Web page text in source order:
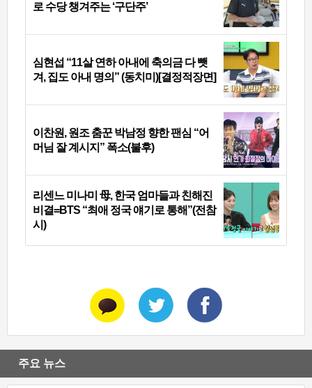
로 수당 챙겨주는 ‘구단주’
심현섭 “11살 연하 아내에 축의금 다 뺏
겨, 집도 아내 명의” (동치미)[결정적장면]
이찬원, 원조 춤꾼 박남정 향한 팬심 “어
머님 잘 계시지” 폭소(불후)
리센느 미나미 母, 한국 엄마들과 친해진
비결=BTS “최애 정국 얘기로 통해”(전참
시)
주요 뉴스